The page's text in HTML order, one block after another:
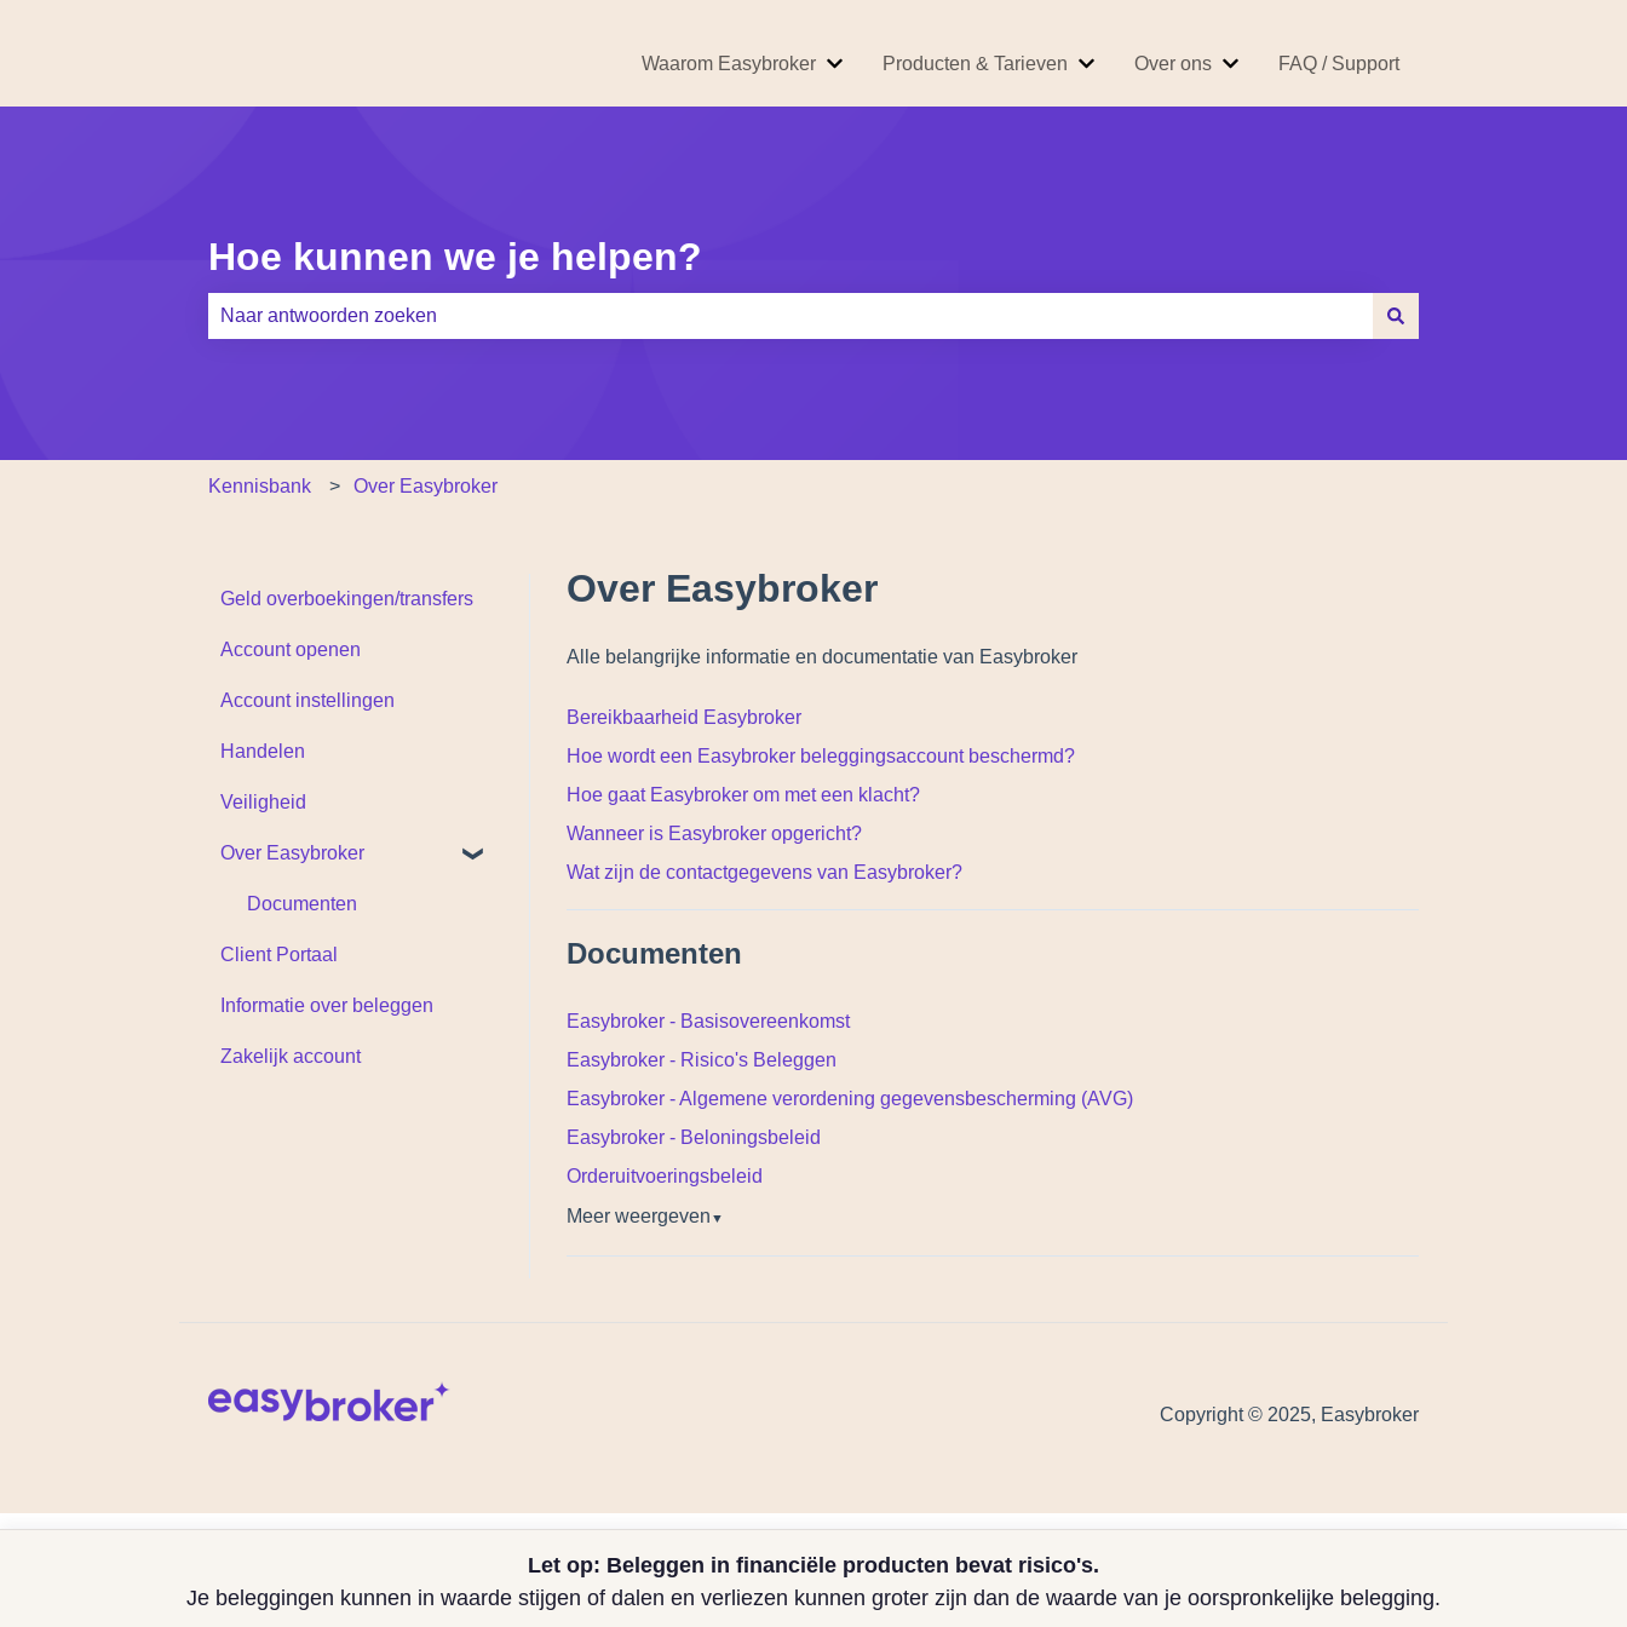
Waarom Easybroker
Submenu tonen voor Waarom Easybroker
Producten & Tarieven
Submenu tonen voor Producten & Tarieven
Over ons
Submenu tonen voor Over ons
FAQ / Support
Hoe kunnen we je helpen?
Kennisbank Over Easybroker
Over Easybroker
Alle belangrijke informatie en documentatie van Easybroker
Bereikbaarheid Easybroker
Hoe wordt een Easybroker beleggingsaccount beschermd?
Hoe gaat Easybroker om met een klacht?
Wanneer is Easybroker opgericht?
Wat zijn de contactgegevens van Easybroker?
Documenten
Easybroker - Basisovereenkomst
Easybroker - Risico's Beleggen
Easybroker - Algemene verordening gegevensbescherming (AVG)
Easybroker - Beloningsbeleid
Orderuitvoeringsbeleid
Meer weergeven ▼
Geld overboekingen/transfers
Account openen
Account instellingen
Handelen
Veiligheid
Over Easybroker
Documenten
Client Portaal
Informatie over beleggen
Zakelijk account
Copyright © 2025, Easybroker
Let op: Beleggen in financiële producten bevat risico's.
Je beleggingen kunnen in waarde stijgen of dalen en verliezen kunnen groter zijn dan de waarde van je oorspronkelijke belegging.